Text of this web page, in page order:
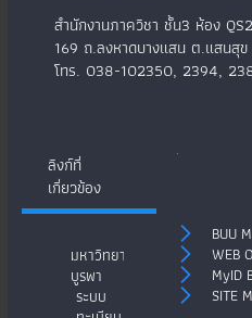
สำนักงานภาควิชา ชั้น3 ห้อง
169 ถ.ลงหาดบางแสน ต.แสนสุ
โทร. 038-102350, 2394,
ลิงก์ที่
เกี่ยวข้อง
มหาวิทยาลัย
บูรพา
ระบบ
.
BUU
WEB
MyID
SITE